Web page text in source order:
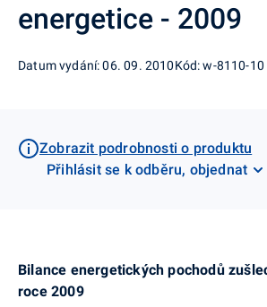
energetice - 2009
Datum vydání: 06. 09. 2010Kód: w-8110-10
Zobrazit podrobnosti o produktu
Přihlásit se k odběru, objednat
Bilance energetických pochodů
roce 2009